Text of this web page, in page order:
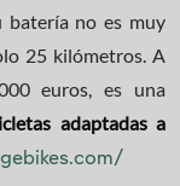
batería no es muy
25 kilómetros. A
euros, es una
adaptadas a